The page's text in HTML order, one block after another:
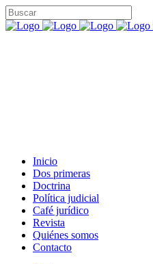
Inicio
Dos primeras
Doctrina
Política judicial
Café jurídico
Revista
Quiénes somos
Contacto